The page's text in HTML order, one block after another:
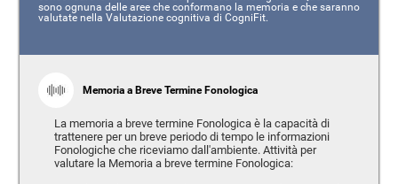
sono ognuna delle aree che conformano la memoria e che saranno
valutate nella Valutazione cognitiva di CogniFit.
Memoria a Breve Termine Fonologica
La memoria a breve termine Fonologica è la capacità di
trattenere per un breve periodo di tempo le informazioni
Fonologiche che riceviamo dall'ambiente. Attività per
valutare la Memoria a breve termine Fonologica: